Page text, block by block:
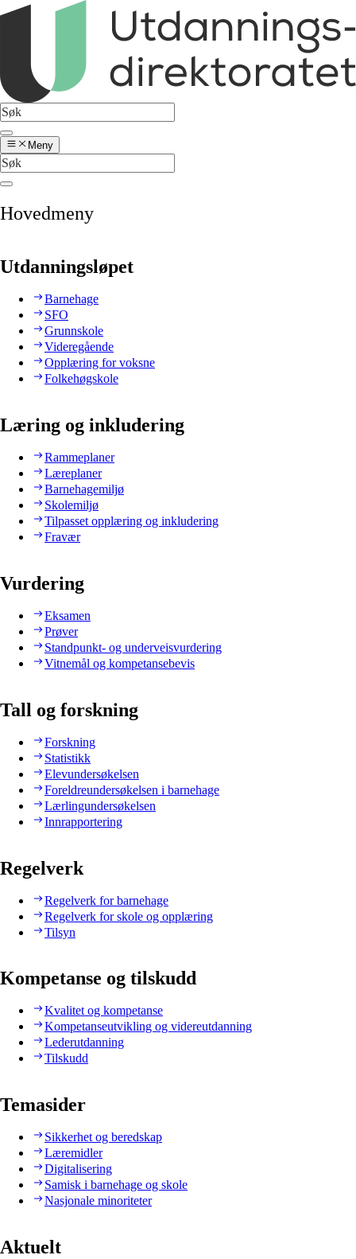
Meny
Hovedmeny
Utdanningsløpet
Barnehage
SFO
Grunnskole
Videregående
Opplæring for voksne
Folkehøgskole
Læring og inkludering
Rammeplaner
Læreplaner
Barnehagemiljø
Skolemiljø
Tilpasset opplæring og inkludering
Fravær
Vurdering
Eksamen
Prøver
Standpunkt- og underveisvurdering
Vitnemål og kompetansebevis
Tall og forskning
Forskning
Statistikk
Elevundersøkelsen
Foreldreundersøkelsen i barnehage
Lærlingundersøkelsen
Innrapportering
Regelverk
Regelverk for barnehage
Regelverk for skole og opplæring
Tilsyn
Kompetanse og tilskudd
Kvalitet og kompetanse
Kompetanseutvikling og videreutdanning
Lederutdanning
Tilskudd
Temasider
Sikkerhet og beredskap
Læremidler
Digitalisering
Samisk i barnehage og skole
Nasjonale minoriteter
Aktuelt